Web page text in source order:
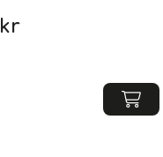
kr